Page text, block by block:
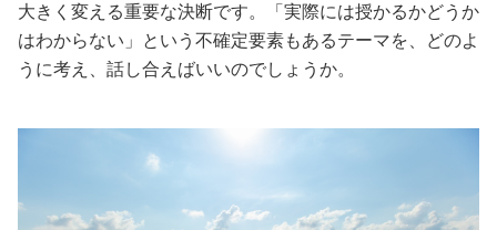
恋愛/結婚/離婚
美容/健康
妊娠/出産/家族
大きく変える重要な決断です。「実際には授かるかどうか
はわからない」という不確定要素もあるテーマを、どのよ
うに考え、話し合えばいいのでしょうか。